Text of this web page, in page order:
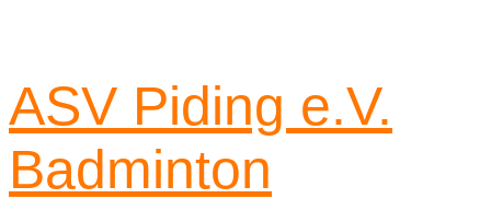
ASV Piding e.V.
Badminton